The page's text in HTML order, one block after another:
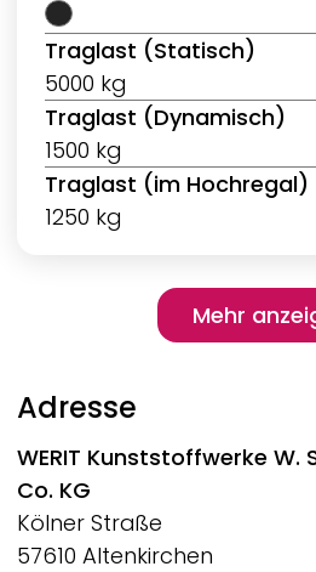
Traglast (Statisch)
5000 kg
Traglast (Dynamisch)
1500 kg
Traglast (im Hochregal)
1250 kg
Mehr
Mehr
Adresse
WERIT Kunststoffwerke W.
Co. KG
Kölner Straße
57610 Altenkirchen